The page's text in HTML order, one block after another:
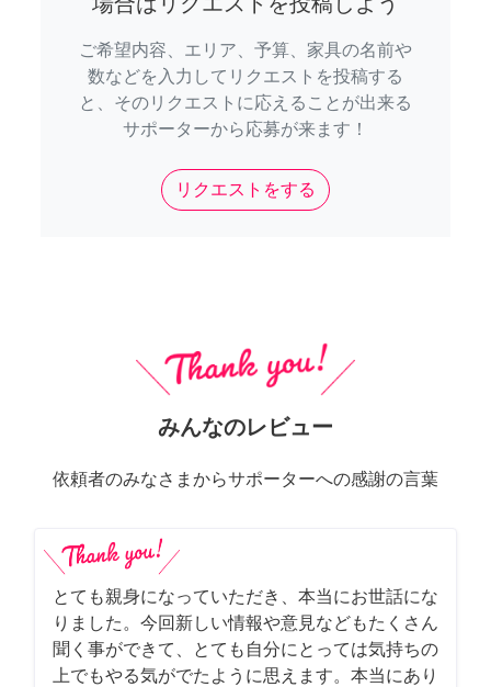
ご希望内容、エリア、予算、家具の名前や
数などを入力してリクエストを投稿する
と、そのリクエストに応えることが出来る
サポーターから応募が来ます！
リクエストをする
みんなのレビュー
依頼者のみなさまからサポーターへの感謝の言葉
とても親身になっていただき、本当にお世話にな
りました。今回新しい情報や意見などもたくさん
聞く事ができて、とても自分にとっては気持ちの
上でもやる気がでたように思えます。本当にあり